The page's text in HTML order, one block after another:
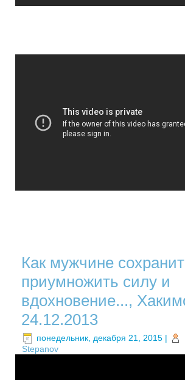
Как мужчине
приумножить силу и
вдохновение...,
24.12.2013
понедельник, декабря 21, 2015 |
Stepanov